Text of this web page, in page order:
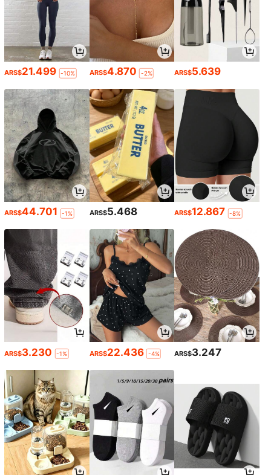
ARS$21.499 -10% ARS$4.870 -2% ARS$5.639
ARS$44.701 -1% ARS$5.468 ARS$12.867 -8%
ARS$3.230 -1% ARS$22.436 -4% ARS$3.247